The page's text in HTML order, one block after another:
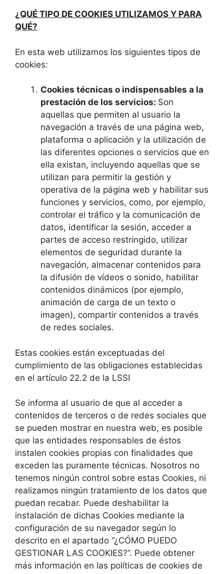
¿QUÉ TIPO DE COOKIES UTILIZAMOS Y PARA
QUÉ?
En esta web utilizamos los siguientes tipos de
cookies:
Cookies técnicas o indispensables a la
prestación de los servicios: Son
aquellas que permiten al usuario la
navegación a través de una página web,
plataforma o aplicación y la utilización de
las diferentes opciones o servicios que en
ella existan, incluyendo aquellas que se
utilizan para permitir la gestión y
operativa de la página web y habilitar sus
funciones y servicios, como, por ejemplo,
controlar el tráfico y la comunicación de
datos, identificar la sesión, acceder a
partes de acceso restringido, utilizar
elementos de seguridad durante la
navegación, almacenar contenidos para
la difusión de vídeos o sonido, habilitar
contenidos dinámicos (por ejemplo,
animación de carga de un texto o
imagen), compartir contenidos a través
de redes sociales.
Estas cookies están exceptuadas del
cumplimiento de las obligaciones establecidas
en el artículo 22.2 de la LSSI
Se informa al usuario de que al acceder a
contenidos de terceros o de redes sociales que
se pueden mostrar en nuestra web, es posible
que las entidades responsables de éstos
instalen cookies propias con finalidades que
exceden las puramente técnicas. Nosotros no
tenemos ningún control sobre estas Cookies, ni
realizamos ningún tratamiento de los datos que
puedan recabar. Puede deshabilitar la
instalación de dichas Cookies mediante la
configuración de su navegador según lo
descrito en el apartado “¿CÓMO PUEDO
GESTIONAR LAS COOKIES?”. Puede obtener
más información en las políticas de cookies de